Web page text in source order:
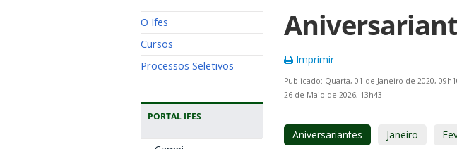
O Ifes
Cursos
Processos Seletivos
PORTAL IFES
Imprimir
Publicado: Quarta, 01 de Janeiro de 2020,
26 de Maio de 2026, 13h43
Aniversariantes Janeiro